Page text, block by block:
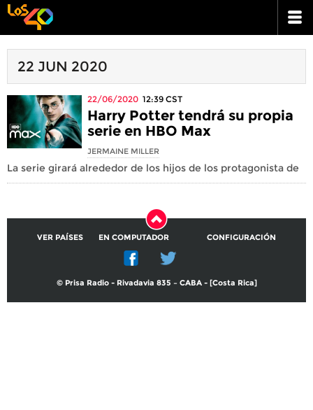
22 JUN 2020
22/06/2020 12:39 CST
Harry Potter tendrá su propia
serie en HBO Max
JERMAINE MILLER
La serie girará alrededor de los hijos de los protagonista de
VER PAÍSES EN COMPUTADOR CONFIGURACIÓN
© Prisa Radio - Rivadavia 835 – CABA - [Costa Rica]